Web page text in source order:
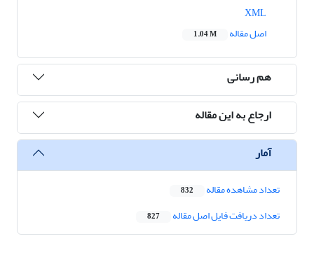
اصل مقاله
1.04 M
هم رسانی
ارجاع به این مقاله
آمار
تعداد مشاهده مقاله 832
تعداد دریافت فایل اصل مقاله 827